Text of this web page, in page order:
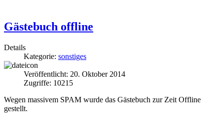
Gästebuch offline
Details
Kategorie: sonstiges
Veröffentlicht: 20. Oktober 2014
Zugriffe: 10215
Wegen massivem SPAM wurde das Gästebuch zur Zeit Offline
gestellt.